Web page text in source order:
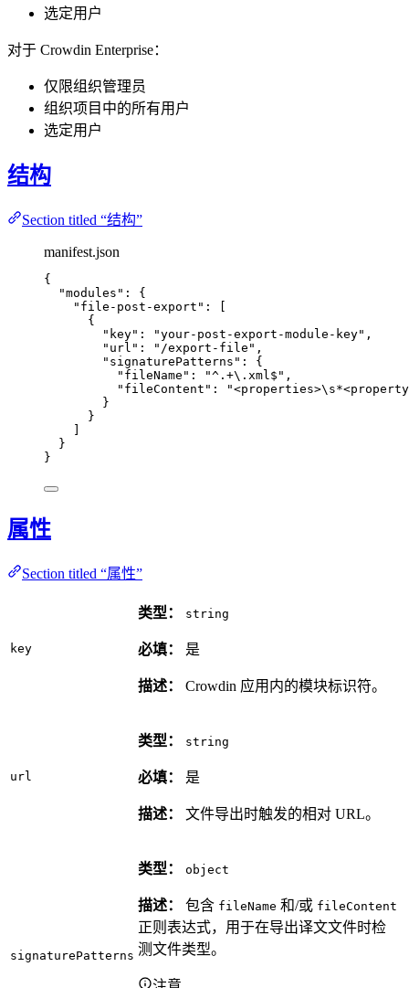
选定用户
对于 Crowdin Enterprise：
仅限组织管理员
组织项目中的所有用户
选定用户
结构
Section titled “结构”
manifest.json
{
"modules" : {
"file-post-export" : [
{
"key" : "your-post-export-module-key" ,
"url" : " /export-file " ,
"signaturePatterns" : {
"fileName" : "^.+\. xml$ " ,
"fileContent" : "<properties>\s*<property
}
}
}
}
属性
Section titled “属性”
key
类型： string
必填： 是
描述： Crowdin 应用内的模块标识符。
url
类型： string
必填： 是
描述： 文件导出时触发的相对 URL。
signaturePatterns
类型： object
描述： 包含 fileName 和/或 fileContent
正则表达式，用于在导出译文文件时检
测文件类型。